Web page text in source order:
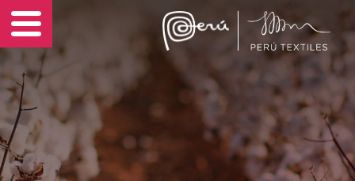
Sostenibilidad
Noticias
ES